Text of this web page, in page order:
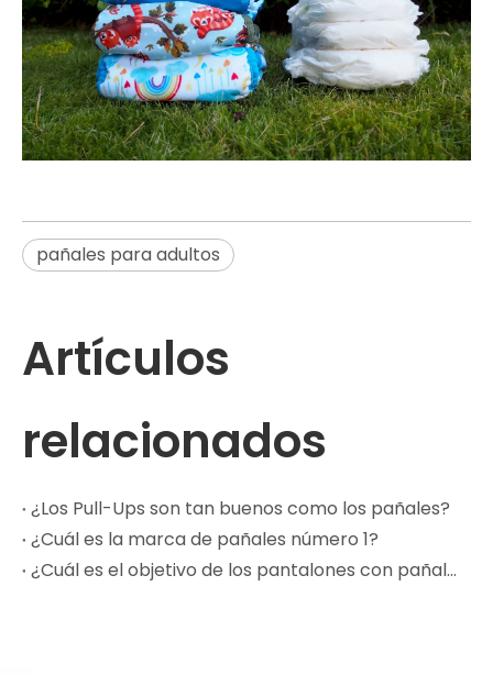
pañales para adultos
Artículos
relacionados
¿Los Pull-Ups son tan buenos como los pañales?
¿Cuál es la marca de pañales número 1?
¿Cuál es el objetivo de los pantalones con pañales?